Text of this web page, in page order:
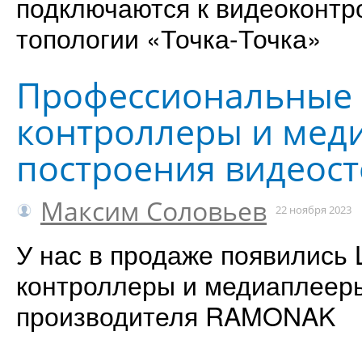
топологии «Точка-Точка»
контроллеры и
построения
Максим Соловьев 22 ноября 2023
У нас в продаже появились
контроллеры и
производителя RAMONAK